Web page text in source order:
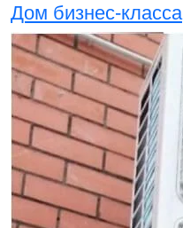
Дом бизнес-класса